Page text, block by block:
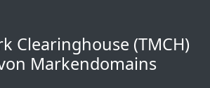
Clearinghouse (TMCH)
Markendomains